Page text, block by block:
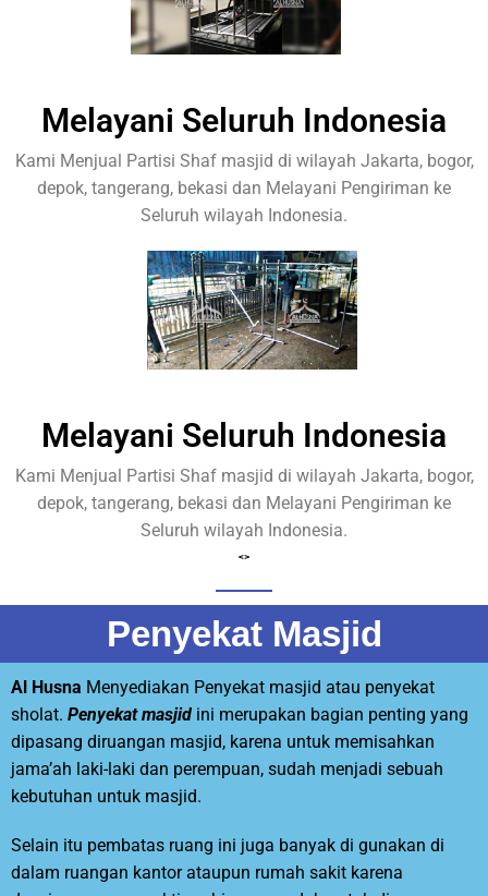
Melayani Seluruh Indonesia
Kami Menjual Partisi Shaf masjid di wilayah Jakarta, bogor,
depok, tangerang, bekasi dan Melayani Pengiriman ke
Seluruh wilayah Indonesia.
Melayani Seluruh Indonesia
Kami Menjual Partisi Shaf masjid di wilayah Jakarta, bogor,
depok, tangerang, bekasi dan Melayani Pengiriman ke
Seluruh wilayah Indonesia.
<>
Penyekat Masjid
Al Husna Menyediakan Penyekat masjid atau penyekat
sholat. Penyekat masjid ini merupakan bagian penting yang
dipasang diruangan masjid, karena untuk memisahkan
jama’ah laki-laki dan perempuan, sudah menjadi sebuah
kebutuhan untuk masjid.
Selain itu pembatas ruang ini juga banyak di gunakan di
dalam ruangan kantor ataupun rumah sakit karena